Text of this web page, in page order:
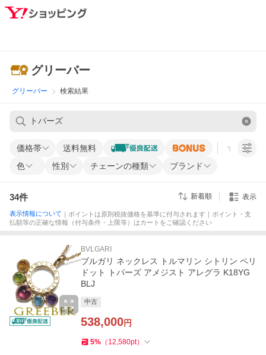
グリーバー
グリーバー 検索結果
価格帯 送料無料 すべての条
色 性別 チェーンの種類 ブランド
34件 新着順 表示
表示情報について ｜ポイントは原則税抜価格を基準に付与されます｜ポイント・支
払額等の正確な情報（付与条件・上限等）はカートをご確認ください
BVLGARI
ブルガリ ネックレス トルマリン シトリン ペリ
ドット トパーズ アメジスト アレグラ K18YG
BLJ
中古
538,000円
5% （ 12,580pt）